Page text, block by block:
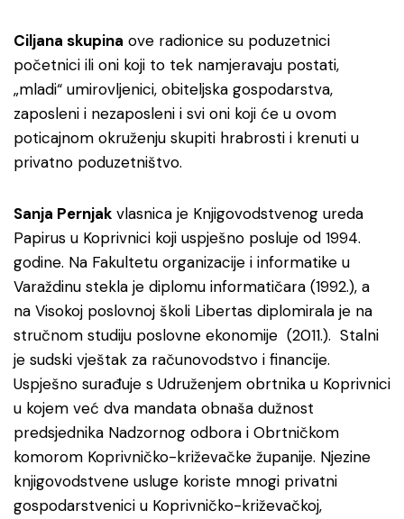
Ciljana skupina ove radionice su poduzetnici
početnici ili oni koji to tek namjeravaju postati,
„mladi“ umirovljenici, obiteljska gospodarstva,
zaposleni i nezaposleni i svi oni koji će u ovom
poticajnom okruženju skupiti hrabrosti i krenuti u
privatno poduzetništvo.
Sanja Pernjak vlasnica je Knjigovodstvenog ureda
Papirus u Koprivnici koji uspješno posluje od 1994.
godine. Na Fakultetu organizacije i informatike u
Varaždinu stekla je diplomu informatičara (1992.), a
na Visokoj poslovnoj školi Libertas diplomirala je na
stručnom studiju poslovne ekonomije (2011.). Stalni
je sudski vještak za računovodstvo i financije.
Uspješno surađuje s Udruženjem obrtnika u Koprivnici
u kojem već dva mandata obnaša dužnost
predsjednika Nadzornog odbora i Obrtničkom
komorom Koprivničko-križevačke županije. Njezine
knjigovodstvene usluge koriste mnogi privatni
gospodarstvenici u Koprivničko-križevačkoj,